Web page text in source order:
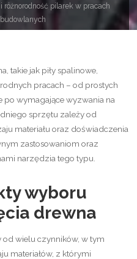
różnorodność pilarek w pracach
takie jak piły spalinowe,
pracach – od prostych
wymagające wyzwania na
sprzętu zależy od
materiału oraz doświadczenia
zastosowaniom oraz
narzędzia tego typu.
wyboru
drewna
od wielu czynników, w tym
materiałów, z którymi